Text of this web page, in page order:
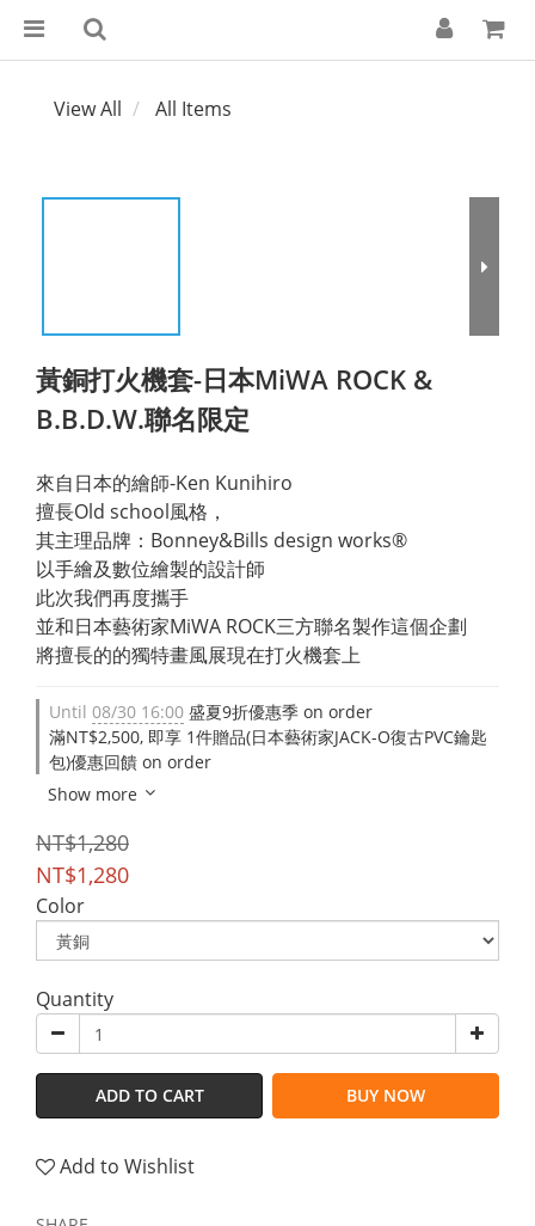
View All All Items
黃銅打火機套-日本MiWA ROCK &
B.B.D.W.聯名限定
來自日本的繪師-Ken Kunihiro
擅長Old school風格，
其主理品牌：Bonney&Bills design works®
以手繪及數位繪製的設計師
此次我們再度攜手
並和日本藝術家MiWA ROCK三方聯名製作這個企劃
將擅長的的獨特畫風展現在打火機套上
Until 08/30 16:00 盛夏9折優惠季 on order
滿NT$2,500, 即享 1件贈品(日本藝術家JACK-O復古PVC鑰匙
包)優惠回饋 on order
Show more
NT$1,280
NT$1,280
Color
Quantity
ADD TO CART BUY NOW
Add to Wishlist